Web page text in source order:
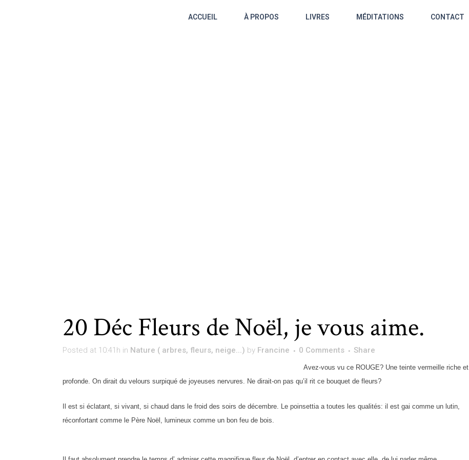
ACCUEIL À PROPOS LIVRES MÉDITATIONS CONTACT
20 Déc Fleurs de Noël, je vous aime.
Posted at 10:41h in Nature ( arbres, fleurs, neige...) by Francine 0 Comments Share
Avez-vous vu ce ROUGE? Une teinte vermeille riche et
profonde. On dirait du velours surpiqué de joyeuses nervures. Ne dirait-on pas qu’il rit ce bouquet de fleurs?
Il est si éclatant, si vivant, si chaud dans le froid des soirs de décembre. Le poinsettia a toutes les qualités: il est gai comme un lutin,
réconfortant comme le Père Noël, lumineux comme un bon feu de bois.